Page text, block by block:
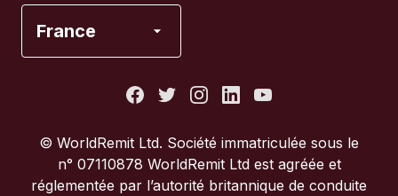
France
Italie
© WorldRemit Ltd. Société immatriculée sous le
n° 07110878 WorldRemit Ltd est agréée et
réglementée par l’autorité britannique de conduite